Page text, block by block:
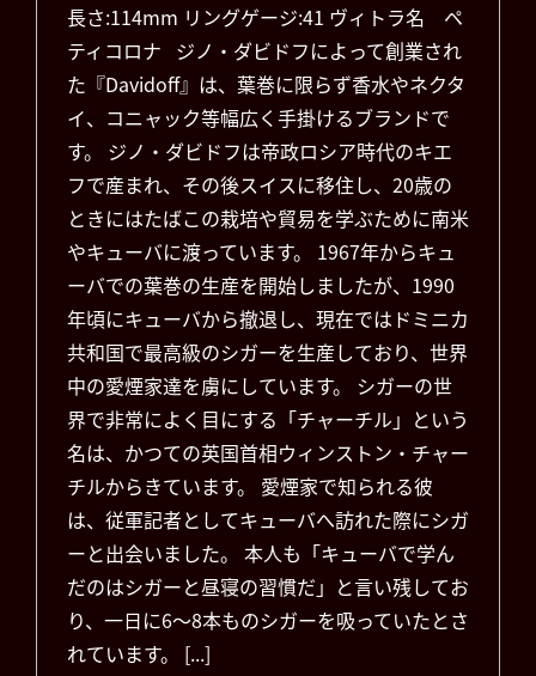
長さ:114mm リングゲージ:41 ヴィトラ名 ペ
ティコロナ ジノ・ダビドフによって創業され
た『Davidoff』は、葉巻に限らず香水やネクタ
イ、コニャック等幅広く手掛けるブランドで
す。 ジノ・ダビドフは帝政ロシア時代のキエ
フで産まれ、その後スイスに移住し、20歳の
ときにはたばこの栽培や貿易を学ぶために南米
やキューバに渡っています。 1967年からキュ
ーバでの葉巻の生産を開始しましたが、1990
年頃にキューバから撤退し、現在ではドミニカ
共和国で最高級のシガーを生産しており、世界
中の愛煙家達を虜にしています。 シガーの世
界で非常によく目にする「チャーチル」という
名は、かつての英国首相ウィンストン・チャー
チルからきています。 愛煙家で知られる彼
は、従軍記者としてキューバへ訪れた際にシガ
ーと出会いました。 本人も「キューバで学ん
だのはシガーと昼寝の習慣だ」と言い残してお
り、一日に6〜8本ものシガーを吸っていたとさ
れています。 [...]